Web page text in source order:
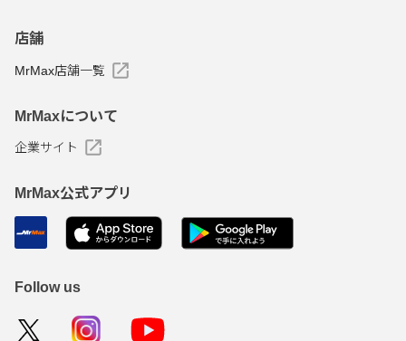
店舗
MrMax店舗一覧
MrMaxについて
企業サイト
MrMax公式アプリ
Follow us